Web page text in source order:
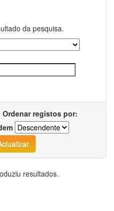
da pesquisa.
Ordenar registos por:
resultados.